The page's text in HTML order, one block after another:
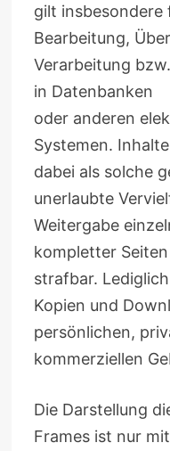
gilt insbesondere
Bearbeitung,
Verarbeitung
in Datenbanken
oder anderen
Systemen.
dabei als solche
unerlaubte
Weitergabe
kompletter
strafbar.
Kopien und
persönlichen,
kommerziellen
Die Darstellung
Frames ist nur